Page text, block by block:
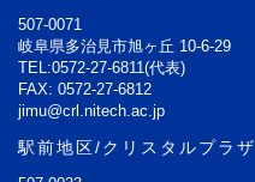
507-0071
岐阜県多治見市旭ヶ丘 10-6-29
TEL:0572-27-6811(代表)
FAX: 0572-27-6812
jimu@crl.nitech.ac.jp
駅前地区/クリスタルプラザ